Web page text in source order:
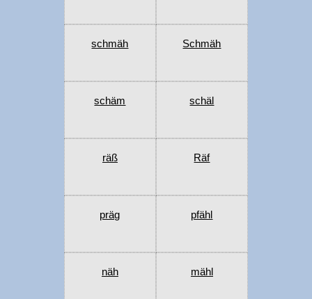
schmäh Schmäh
schäm schäl
räß Räf
präg pfähl
näh mähl